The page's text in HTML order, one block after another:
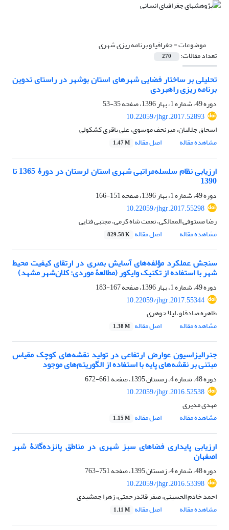
موضوعات =جغرافیا و برنامه ریزی شهری
تعداد مقالات: 270
تحلیلی بر ساختار فضایی شهرهای استان بوشهر در راستای تدوین
برنامه ریزی راهبردی
دوره 49، شماره 1، بهار 1396، صفحه
35-53
10.22059/jhgr.2017.52893
اسحاق جلالیان، میرنجف موسوی، علی باقری کشکولی
مشاهده مقاله
اصل مقاله 1.47 M
ارزیابی نظام سلسله‌مراتبی شهری استان لرستان در دورۀ 1365 تا
1390
دوره 49، شماره 1، بهار 1396، صفحه
151-166
10.22059/jhgr.2017.55298
رضا مستوفی الممالکی، نعمت شاه کرمی، مجتبی فتایی
مشاهده مقاله
اصل مقاله 829.58 K
سنجش عملکرد مؤلفه‌های آسایش بصری در ارتقای کیفیت محیط
شهر با استفاده از تکنیک وایکور (مطالعۀ موردی: کلان‌شهر مشهد)
دوره 49، شماره 1، بهار 1396، صفحه
167-183
10.22059/jhgr.2017.55344
طاهره صادقلو، لیلا جوهری
مشاهده مقاله
اصل مقاله 1.38 M
جنرالیزاسیون عوارض ارتفاعی در تولید نقشه‌های کوچک مقیاس
مبتنی بر نقشه‌های پایه با استفاده از الگوریتم‌های موجود
دوره 48، شماره 4، زمستان 1395، صفحه
661-672
10.22059/jhgr.2016.52538
مهدی مدیری
مشاهده مقاله
اصل مقاله 1.15 M
ارزیابی پایداری فضاهای سبز شهری در مناطق پانزده‌گانۀ شهر
اصفهان
دوره 48، شماره 4، زمستان 1395، صفحه
751-763
10.22059/jhgr.2016.53398
احمد خادم الحسینی، صفر قائدرحمتی، زهرا جمشیدی
مشاهده مقاله
اصل مقاله 1.11 M